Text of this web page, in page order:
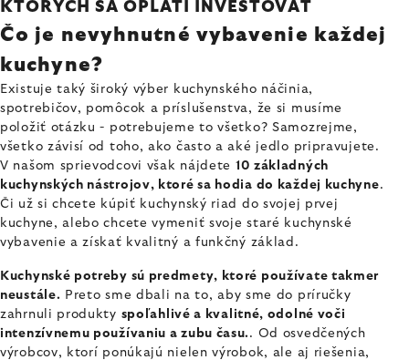
KTORÝCH SA OPLATÍ INVESTOVAŤ
Čo je nevyhnutné vybavenie každej
kuchyne?
Existuje taký široký výber kuchynského náčinia,
spotrebičov, pomôcok a príslušenstva, že si musíme
položiť otázku - potrebujeme to všetko? Samozrejme,
všetko závisí od toho, ako často a aké jedlo pripravujete.
V našom sprievodcovi však nájdete 10 základných
kuchynských nástrojov, ktoré sa hodia do každej kuchyne.
Či už si chcete kúpiť kuchynský riad do svojej prvej
kuchyne, alebo chcete vymeniť svoje staré kuchynské
vybavenie a získať kvalitný a funkčný základ.
Kuchynské potreby sú predmety, ktoré používate takmer
neustále. Preto sme dbali na to, aby sme do príručky
zahrnuli produkty spoľahlivé a kvalitné, odolné voči
intenzívnemu používaniu a zubu času. . Od osvedčených
výrobcov, ktorí ponúkajú nielen výrobok, ale aj riešenia,